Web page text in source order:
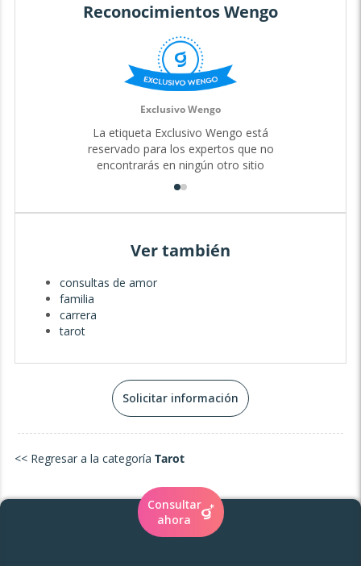
perspectivas profundas sobre tus desafíos, relaciones y
las oportunidades que se presentan en tu camino. Juntos,
podemos desvelar las claves de tu destino y crear un
futuro lleno de luz y propósito. El viaje de la vida no tiene
por qué ser confuso: permíteme ser tu compañero en
esta sagrada travesía. 💚
Reconocimientos Wengo
Exclusivo Wengo
La etiqueta Exclusivo Wengo está
reservado para los expertos que no
encontrarás en ningún otro sitio
Ver también
consultas de amor
familia
carrera
tarot
Solicitar información
<< Regresar a la categoría Tarot
Consultar
ahora